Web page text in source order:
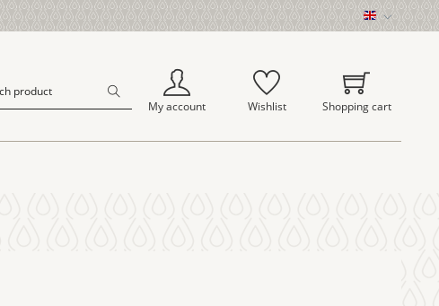
EN
My account Wishlist Shopping cart